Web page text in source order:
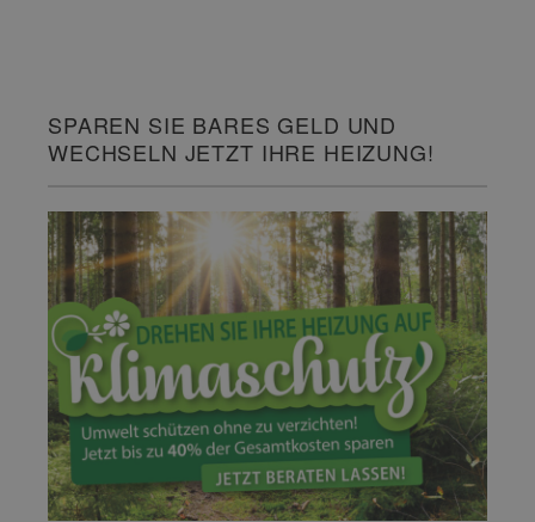
SPAREN SIE BARES GELD UND
WECHSELN JETZT IHRE HEIZUNG!